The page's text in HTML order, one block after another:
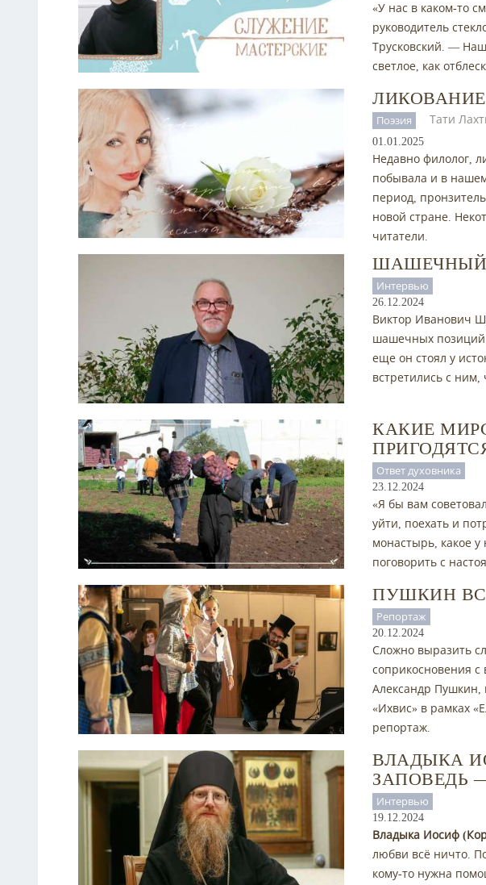
«У нас в каком-то
руководитель
Трусковский. —
светлое, как
ЛИКОВАНИЕ
Поэзия
Тати
01.01.2025
Недавно филолог,
побывала и в
период,
новой стране.
читатели.
ШАШЕЧНЫЙ
Интервью
26.12.2024
Виктор Иванович
шашечных позиций
еще он стоял у
встретились с ним,
КАКИЕ
Ответ духовника
23.12.2024
«Я бы вам
уйти, поехать и
монастырь, какое у
поговорить с
ПУШКИН
Репортаж
20.12.2024
Сложно выразить
соприкосновения
Александр
«Ихвис» в рамках
репортаж.
ВЛАДЫКА
ЗАПОВЕДЬ
Интервью
19.12.2024
Владыка Иосиф
любви всё ничто.
кому-то нужна